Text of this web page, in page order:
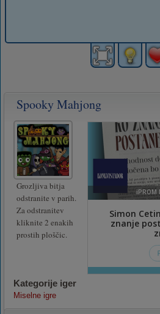
Spooky Mahjong
Grozljiva bitja
odstranite v parih.
Za odstranitev
kliknite 2 enakih
prostih ploščic.
Kategorije iger
Miselne igre